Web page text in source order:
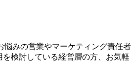
悩みの営業やマーケティング責任者
検討している経営層の方、お気軽